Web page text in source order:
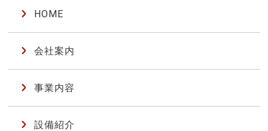
HOME
会社案内
事業内容
設備紹介